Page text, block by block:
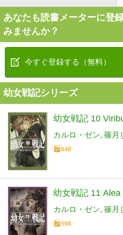
あなたも読書メーターに登
みませんか？
今すぐ登録する（無料）
幼女戦記シリーズ
幼女戦記 10
カルロ・ゼン 篠月
648
幼女戦記 11 Alea
カルロ・ゼン 篠月
598